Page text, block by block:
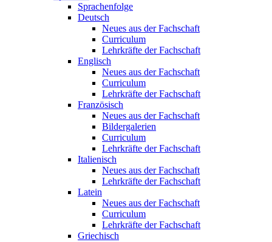
Sprachenfolge
Deutsch
Neues aus der Fachschaft
Curriculum
Lehrkräfte der Fachschaft
Englisch
Neues aus der Fachschaft
Curriculum
Lehrkräfte der Fachschaft
Französisch
Neues aus der Fachschaft
Bildergalerien
Curriculum
Lehrkräfte der Fachschaft
Italienisch
Neues aus der Fachschaft
Lehrkräfte der Fachschaft
Latein
Neues aus der Fachschaft
Curriculum
Lehrkräfte der Fachschaft
Griechisch